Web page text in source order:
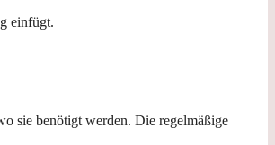
einfügt.
sie benötigt werden. Die regelmäßige